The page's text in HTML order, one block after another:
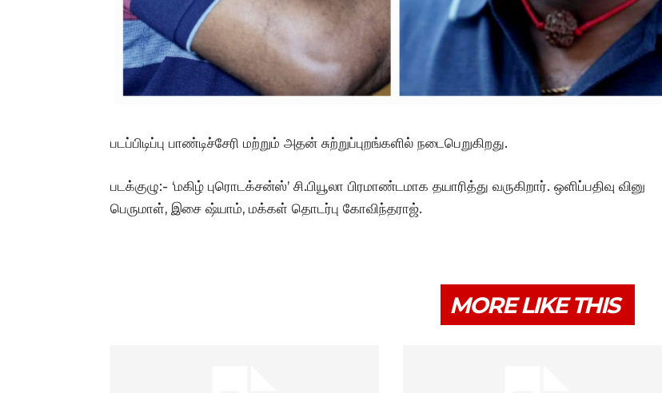
படப்பிடிப்பு பாண்டிச்சேரி மற்றும் அதன் சுற்றுப்புறங்களில் நடைபெறுகிறது.
படக்குழு:- ‘மகிழ் புரொடக்சன்ஸ்’ சி.பியூலா பிரமாண்டமாக தயாரித்து வருகிறார். ஒளிப்பதிவு வினு
பெருமாள், இசை ஷ்யாம், மக்கள் தொடர்பு கோவிந்தராஜ்.
MORE LIKE THIS